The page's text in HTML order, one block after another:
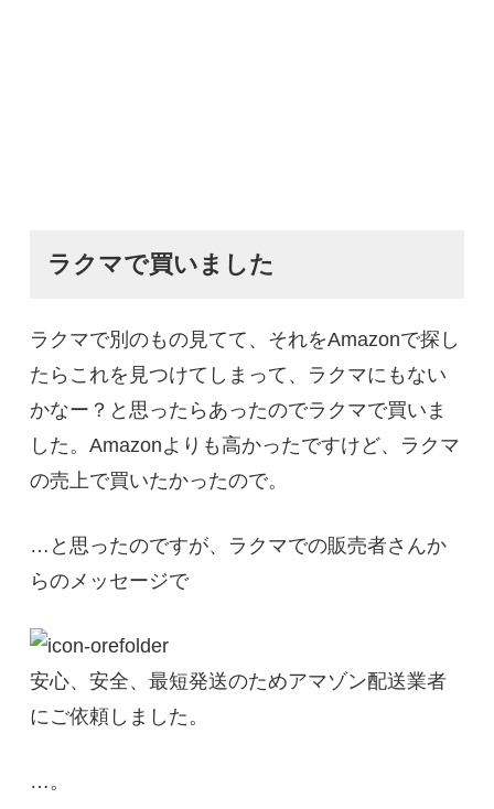
ラクマで買いました
ラクマで別のもの見てて、それをAmazonで探し
たらこれを見つけてしまって、ラクマにもない
かなー？と思ったらあったのでラクマで買いま
した。Amazonよりも高かったですけど、ラクマ
の売上で買いたかったので。
…と思ったのですが、ラクマでの販売者さんか
らのメッセージで
安心、安全、最短発送のためアマゾン配送業者
にご依頼しました。
…。